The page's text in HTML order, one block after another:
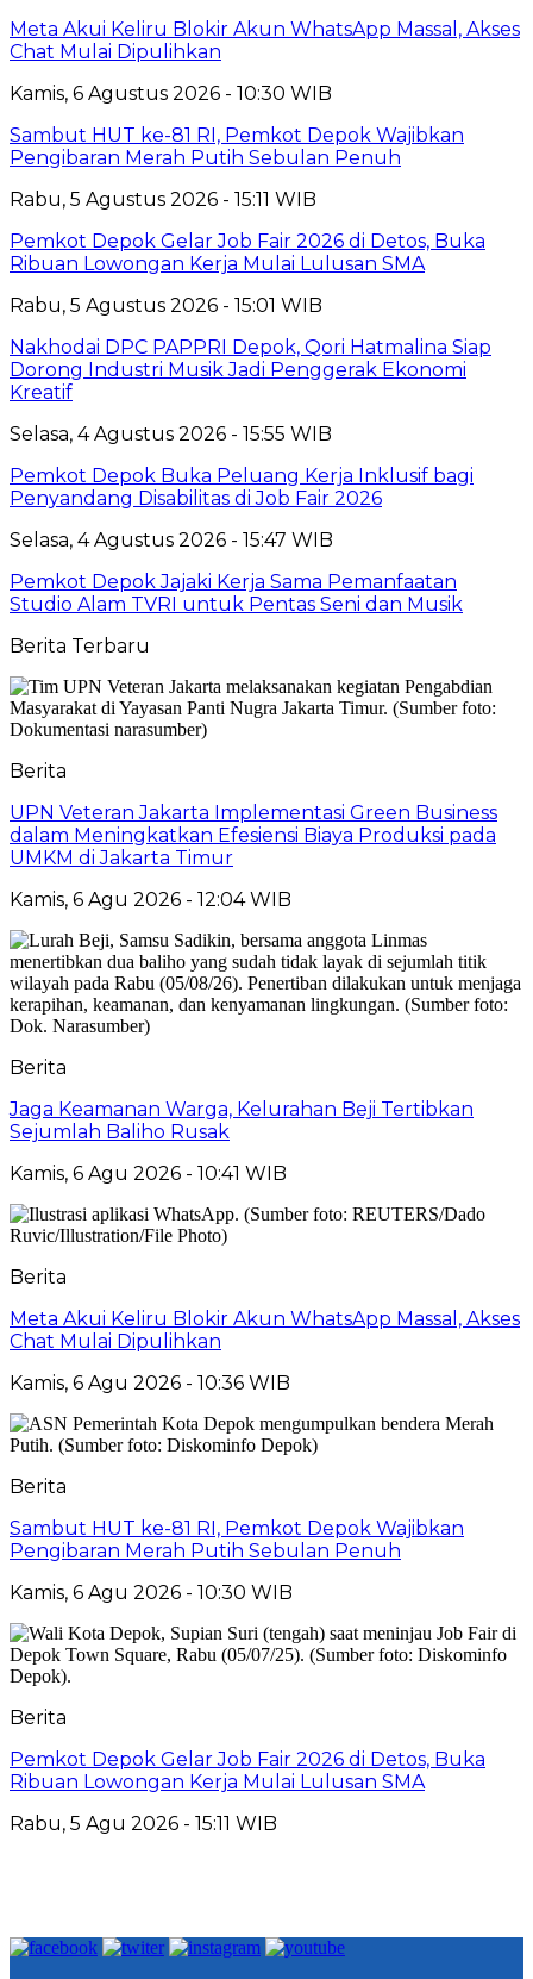
Meta Akui Keliru Blokir Akun WhatsApp Massal, Akses
Chat Mulai Dipulihkan
Kamis, 6 Agustus 2026 - 10:30 WIB
Sambut HUT ke-81 RI, Pemkot Depok Wajibkan
Pengibaran Merah Putih Sebulan Penuh
Rabu, 5 Agustus 2026 - 15:11 WIB
Pemkot Depok Gelar Job Fair 2026 di Detos, Buka
Ribuan Lowongan Kerja Mulai Lulusan SMA
Rabu, 5 Agustus 2026 - 15:01 WIB
Nakhodai DPC PAPPRI Depok, Qori Hatmalina Siap
Dorong Industri Musik Jadi Penggerak Ekonomi
Kreatif
Selasa, 4 Agustus 2026 - 15:55 WIB
Pemkot Depok Buka Peluang Kerja Inklusif bagi
Penyandang Disabilitas di Job Fair 2026
Selasa, 4 Agustus 2026 - 15:47 WIB
Pemkot Depok Jajaki Kerja Sama Pemanfaatan
Studio Alam TVRI untuk Pentas Seni dan Musik
Berita Terbaru
Berita
UPN Veteran Jakarta Implementasi Green Business
dalam Meningkatkan Efesiensi Biaya Produksi pada
UMKM di Jakarta Timur
Kamis, 6 Agu 2026 - 12:04 WIB
Berita
Jaga Keamanan Warga, Kelurahan Beji Tertibkan
Sejumlah Baliho Rusak
Kamis, 6 Agu 2026 - 10:41 WIB
Berita
Meta Akui Keliru Blokir Akun WhatsApp Massal, Akses
Chat Mulai Dipulihkan
Kamis, 6 Agu 2026 - 10:36 WIB
Berita
Sambut HUT ke-81 RI, Pemkot Depok Wajibkan
Pengibaran Merah Putih Sebulan Penuh
Kamis, 6 Agu 2026 - 10:30 WIB
Berita
Pemkot Depok Gelar Job Fair 2026 di Detos, Buka
Ribuan Lowongan Kerja Mulai Lulusan SMA
Rabu, 5 Agu 2026 - 15:11 WIB